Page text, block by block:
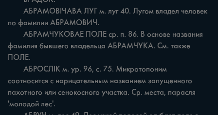
по фамилии АБРАМОВИЧ.
фамилия бывшего владельца АБРАМЧУКА. См. также
ПОЛЕ.
соотносится с нарицательным названием запущенного
пахотного или сенокосного участка. Ср. места, парасля
'молодой лес'.